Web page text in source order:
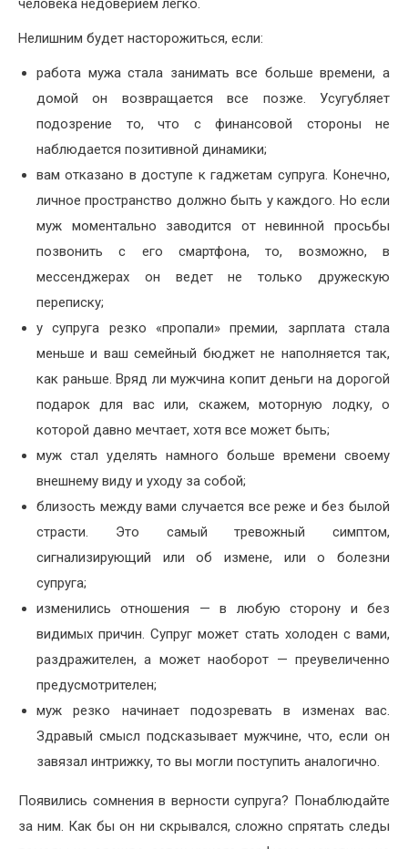
человека недоверием легко.
Нелишним будет насторожиться, если:
работа мужа стала занимать все больше времени, а
домой он возвращается все позже. Усугубляет
подозрение то, что с финансовой стороны не
наблюдается позитивной динамики;
вам отказано в доступе к гаджетам супруга. Конечно,
личное пространство должно быть у каждого. Но если
муж моментально заводится от невинной просьбы
позвонить с его смартфона, то, возможно, в
мессенджерах он ведет не только дружескую
переписку;
у супруга резко «пропали» премии, зарплата стала
меньше и ваш семейный бюджет не наполняется так,
как раньше. Вряд ли мужчина копит деньги на дорогой
подарок для вас или, скажем, моторную лодку, о
которой давно мечтает, хотя все может быть;
муж стал уделять намного больше времени своему
внешнему виду и уходу за собой;
близость между вами случается все реже и без былой
страсти. Это самый тревожный симптом,
сигнализирующий или об измене, или о болезни
супруга;
изменились отношения — в любую сторону и без
видимых причин. Супруг может стать холоден с вами,
раздражителен, а может наоборот — преувеличенно
предусмотрителен;
муж резко начинает подозревать в изменах вас.
Здравый смысл подсказывает мужчине, что, если он
завязал интрижку, то вы могли поступить аналогично.
Появились сомнения в верности супруга? Понаблюдайте
за ним. Как бы он ни скрывался, сложно спрятать следы